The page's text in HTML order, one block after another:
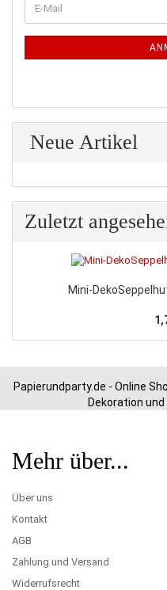
ZUR
NEWSLETTER-
E-
Mail
Neue Artikel
Zuletzt
Mini-
Papierundparty.de - Online
Dekoration
Mehr über...
Über uns
Kontakt
AGB
Zahlung und Versand
Widerrufsrecht